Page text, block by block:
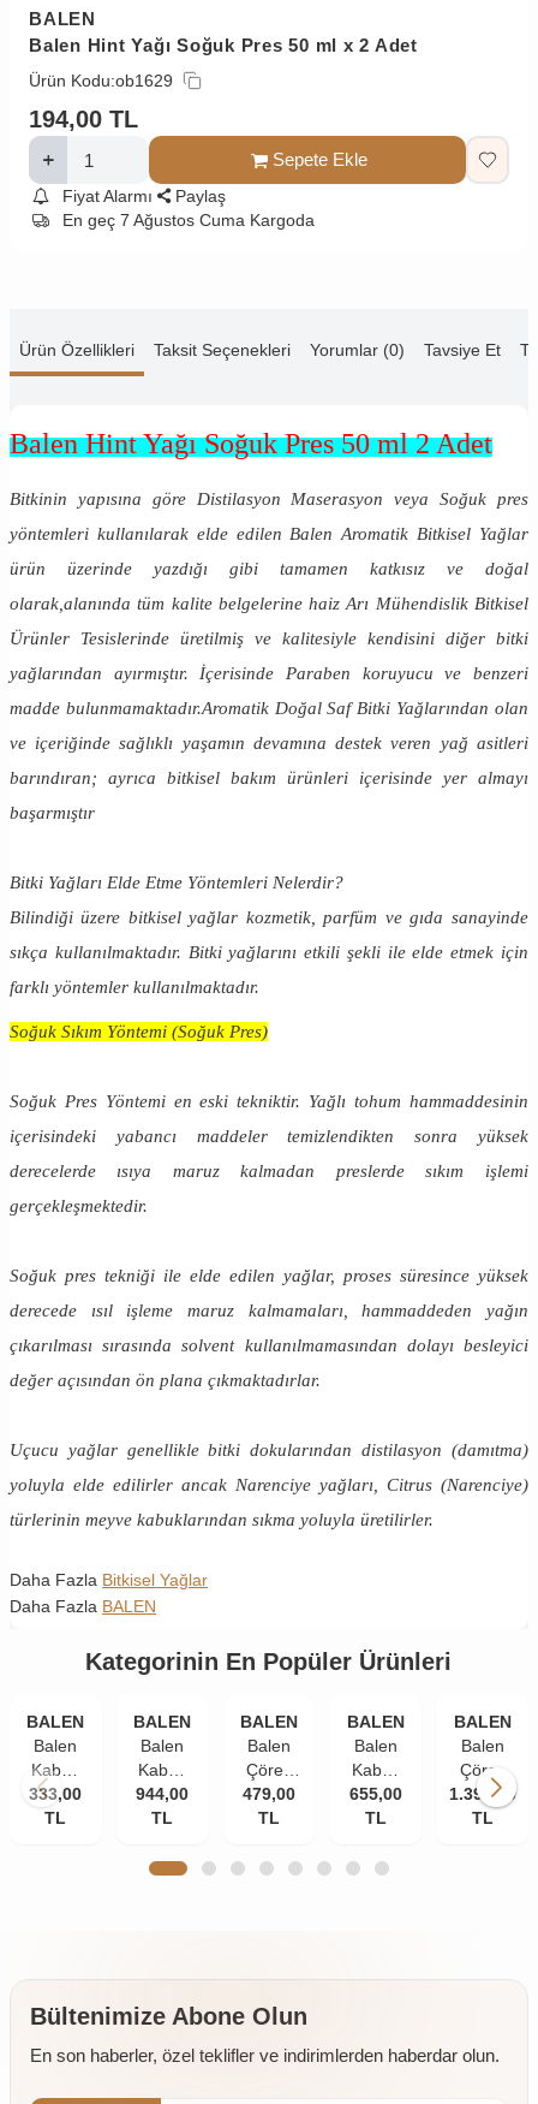
BALEN
Balen Hint Yağı Soğuk Pres 50 ml x 2 Adet
Ürün Kodu:ob1629
194,00 TL
Sepete Ekle
Fiyat Alarmı
Paylaş
En geç 7 Ağustos Cuma Kargoda
Ürün Özellikleri Taksit Seçenekleri Yorumlar (0) Tavsiye Et
Balen Hint Yağı Soğuk Pres 50 ml 2 Adet
Bitkinin yapısına göre Distilasyon Maserasyon veya Soğuk pres
yöntemleri kullanılarak elde edilen Balen Aromatik Bitkisel Yağlar
ürün üzerinde yazdığı gibi tamamen katkısız ve doğal
olarak,alanında tüm kalite belgelerine haiz Arı Mühendislik Bitkisel
Ürünler Tesislerinde üretilmiş ve kalitesiyle kendisini diğer bitki
yağlarından ayırmıştır. İçerisinde Paraben koruyucu ve benzeri
madde bulunmamaktadır.Aromatik Doğal Saf Bitki Yağlarından olan
ve içeriğinde sağlıklı yaşamın devamına destek veren yağ asitleri
barındıran; ayrıca bitkisel bakım ürünleri içerisinde yer almayı
başarmıştır
Bitki Yağları Elde Etme Yöntemleri Nelerdir?
Bilindiği üzere bitkisel yağlar kozmetik, parfüm ve gıda sanayinde
sıkça kullanılmaktadır. Bitki yağlarını etkili şekli ile elde etmek için
farklı yöntemler kullanılmaktadır.
Soğuk Sıkım Yöntemi (Soğuk Pres)
Soğuk Pres Yöntemi en eski tekniktir. Yağlı tohum hammaddesinin
içerisindeki yabancı maddeler temizlendikten sonra yüksek
derecelerde ısıya maruz kalmadan preslerde sıkım işlemi
gerçekleşmektedir.
Soğuk pres tekniği ile elde edilen yağlar, proses süresince yüksek
derecede ısıl işleme maruz kalmamaları, hammaddeden yağın
çıkarılması sırasında solvent kullanılmamasından dolayı besleyici
değer açısından ön plana çıkmaktadırlar.
Uçucu yağlar genellikle bitki dokularından distilasyon (damıtma)
yoluyla elde edilirler ancak Narenciye yağları, Citrus (Narenciye)
türlerinin meyve kabuklarından sıkma yoluyla üretilirler.
Daha Fazla Bitkisel Yağlar
Daha Fazla BALEN
Kategorinin En Popüler Ürünleri
BALEN
Balen
Kabak
Çekirdeği
Yağı
333,00
TL
BALEN
Balen
Kabak
Çekirdeği
Yağı
Pres
944,00
TL
BALEN
Balen
Çörek
Otu
Yağı
Pres
479,00
TL
BALEN
Balen
Kabak
Çekirdeği
Yağı
Pres
655,00
TL
BALEN
Balen
Çörek
Otu
Yağı
1.399,00
TL
Bültenimize Abone Olun
En son haberler, özel teklifler ve indirimlerden haberdar olun.